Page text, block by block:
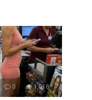
0 1,018